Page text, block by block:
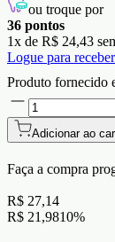
ou troque por
36 pontos
1x de R$ 24,43
Logue para
Produto fornecido
Adicionar ao
Faça a compra
R$ 27,14
R$ 21,9810%